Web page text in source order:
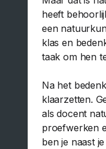
heeft
een
klas en
taak om hen
Na het
klaarzetten.
als docent
proefwerken
ben je naast